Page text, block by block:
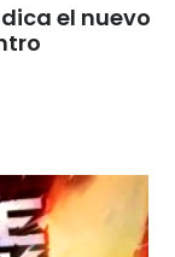
el nuevo